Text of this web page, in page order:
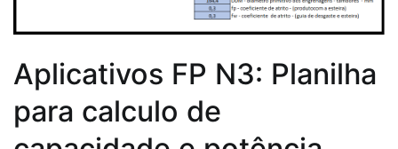
Aplicativos FP N3: Planilha
para calculo de